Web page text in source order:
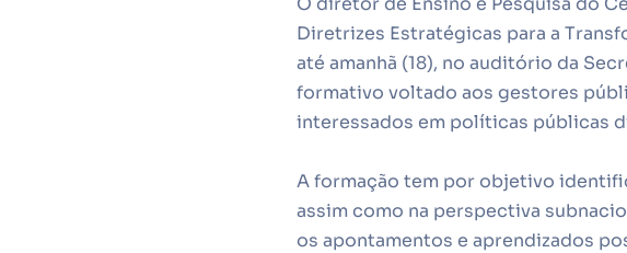
Diretrizes Estratégicas para a
até amanhã (18), no auditório da
formativo voltado aos gestores
interessados em políticas públicas
A formação tem por objetivo
assim como na perspectiva
os apontamentos e aprendizados